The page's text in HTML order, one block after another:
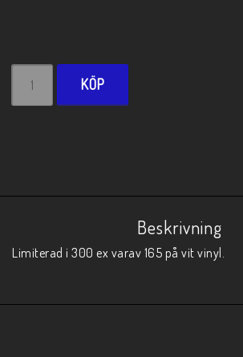
KÖP
Beskrivning
Limiterad i 300 ex varav 165 på vit vinyl.